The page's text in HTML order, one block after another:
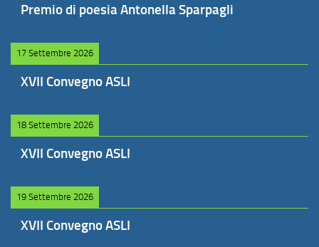
Premio di poesia Antonella Sparpagli
17 Settembre 2026
XVII Convegno ASLI
18 Settembre 2026
XVII Convegno ASLI
19 Settembre 2026
XVII Convegno ASLI